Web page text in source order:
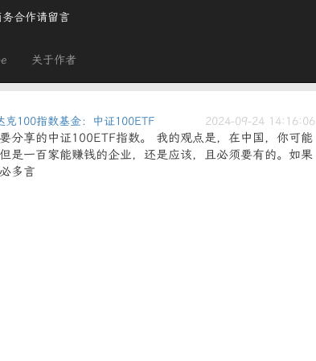
合作请留言
关于作者
克100指数基金：中证100ETF 2024-09-24 14:16:06
分享的中证100ETF指数。 我的观点是，在中国，你可能
一百家能赚钱的企业，还是应该，且必须要有的。如果
多言